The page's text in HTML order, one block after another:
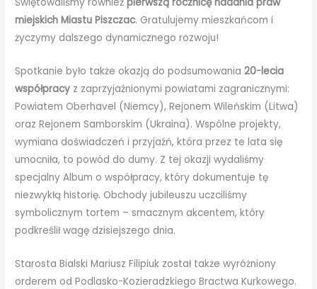
miejskich Miastu Piszczac. Gratulujemy mieszkańcom i
życzymy dalszego dynamicznego rozwoju!
Spotkanie było także okazją do podsumowania20-lecia
współpracy z zaprzyjaźnionymi powiatami zagranicznymi:
Powiatem Oberhavel (Niemcy), Rejonem Wileńskim (Litwa)
oraz Rejonem Samborskim (Ukraina). Wspólne projekty,
wymiana doświadczeń i przyjaźń, która przez te lata się
umocniła, to powód do dumy. Z tej okazji wydaliśmy
specjalny Album o współpracy, który dokumentuje tę
niezwykłą historię. Obchody jubileuszu uczciliśmy
symbolicznym tortem – smacznym akcentem, który
podkreślił wagę dzisiejszego dnia.
Starosta Bialski Mariusz Filipiuk został także wyróżniony
orderem od Podlasko-Kozieradzkiego Bractwa Kurkowego.